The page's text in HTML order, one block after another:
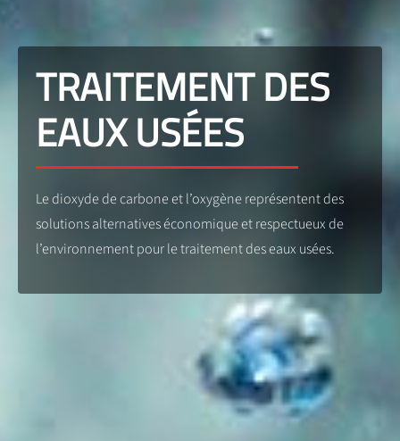
TRAITEMENT DES
EAUX USÉES
Le dioxyde de carbone et l’oxygène représentent des
solutions alternatives économique et respectueux de
l’environnement pour le traitement des eaux usées.